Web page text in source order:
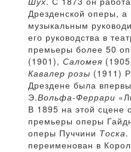
Дрезденской оперы,
музыкальным
его руководства в
премьеры более 50
(1901), Саломея
Кавалер розы (1911)
Дрездене была
Э.Вольфа-Феррари
В 1895 на этой сцене
премьеры оперы
оперы Пуччини Тоска.
переименован в